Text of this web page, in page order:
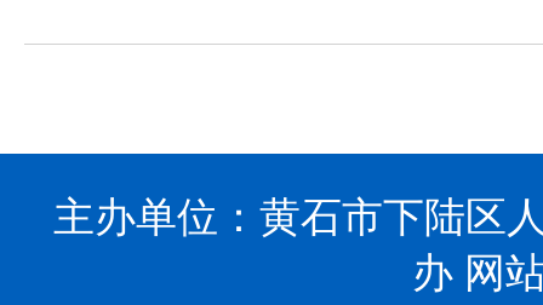
主办单位：黄石市下陆区
办 网